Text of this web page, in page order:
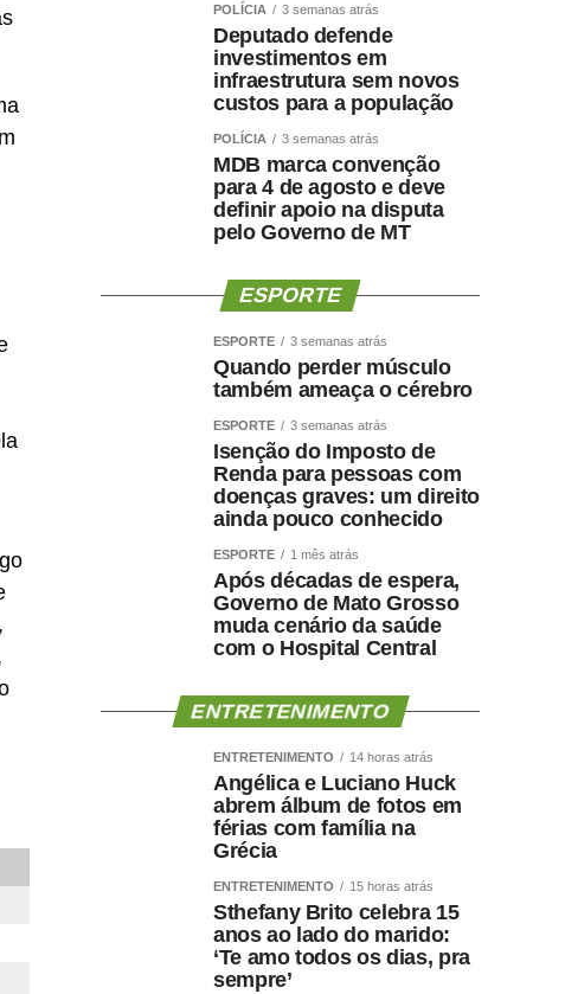
POLÍCIA 3 semanas atrás
Deputado defende
investimentos em
infraestrutura sem novos
custos para a população
POLÍCIA 3 semanas atrás
MDB marca convenção
para 4 de agosto e deve
definir apoio na disputa
pelo Governo de MT
ESPORTE
ESPORTE 3 semanas atrás
Quando perder músculo
também ameaça o cérebro
ESPORTE 3 semanas atrás
Isenção do Imposto de
Renda para pessoas com
doenças graves: um direito
ainda pouco conhecido
ESPORTE 1 mês atrás
Após décadas de espera,
Governo de Mato Grosso
muda cenário da saúde
com o Hospital Central
ENTRETENIMENTO
ENTRETENIMENTO 14 horas atrás
Angélica e Luciano Huck
abrem álbum de fotos em
férias com família na
Grécia
ENTRETENIMENTO 15 horas atrás
Sthefany Brito celebra 15
anos ao lado do marido:
‘Te amo todos os dias, pra
sempre’